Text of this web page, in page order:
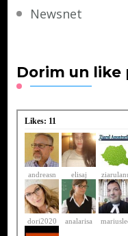
Newsnet
Dorim un like